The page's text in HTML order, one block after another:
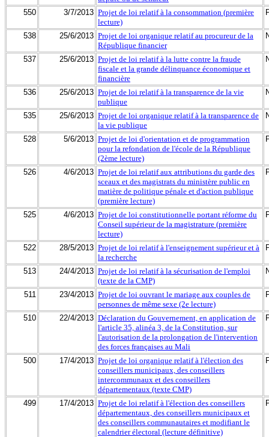
550 3/7/2013 Projet de loi relatif à la consommation (première
lecture)
538 25/6/2013 Projet de loi organique relatif au procureur de la
République financier
537 25/6/2013 Projet de loi relatif à la lutte contre la fraude
fiscale et la grande délinquance économique et
financière
536 25/6/2013 Projet de loi relatif à la transparence de la vie
publique
535 25/6/2013 Projet de loi organique relatif à la transparence de
la vie publique
528 5/6/2013 Projet de loi d'orientation et de programmation
pour la refondation de l'école de la République
(2ème lecture)
526 4/6/2013 Projet de loi relatif aux attributions du garde des
sceaux et des magistrats du ministère public en
matière de politique pénale et d'action publique
(première lecture)
525 4/6/2013 Projet de loi constitutionnelle portant réforme du
Conseil supérieur de la magistrature (première
lecture)
522 28/5/2013 Projet de loi relatif à l'enseignement supérieur et à
la recherche
513 24/4/2013 Projet de loi relatif à la sécurisation de l'emploi
(texte de la CMP)
511 23/4/2013 Projet de loi ouvrant le mariage aux couples de
personnes de même sexe (2e lecture)
510 22/4/2013 Déclaration du Gouvernement, en application de
l'article 35, alinéa 3, de la Constitution, sur
l'autorisation de la prolongation de l'intervention
des forces françaises au Mali
500 17/4/2013 Projet de loi organique relatif à l'élection des
conseillers municipaux, des conseillers
intercommunaux et des conseillers
départementaux (texte CMP)
499 17/4/2013 Projet de loi relatif à l'élection des conseillers
départementaux, des conseillers municipaux et
des conseillers communautaires et modifiant le
calendrier électoral (lecture définitive)